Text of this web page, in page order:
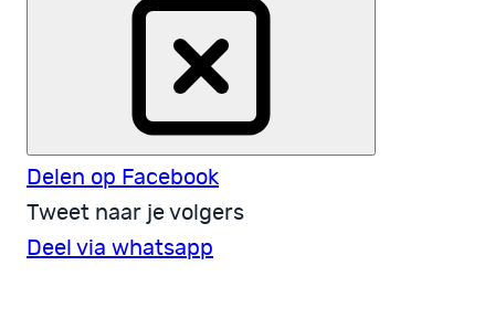
Delen op Facebook
Tweet naar je volgers
Deel via whatsapp